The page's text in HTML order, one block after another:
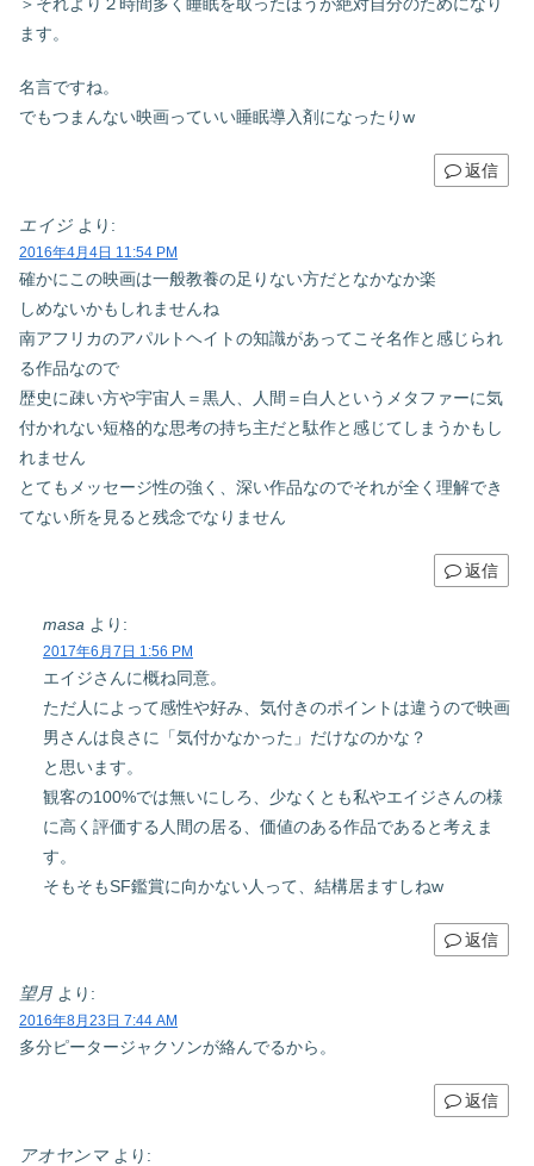
ます。
名言ですね。
でもつまんない映画っていい睡眠導入剤になったりw
返信
エイジ より:
2016年4月4日 11:54 PM
確かにこの映画は一般教養の足りない方だとなかなか楽
しめないかもしれませんね
南アフリカのアパルトヘイトの知識があってこそ名作と感じられ
る作品なので
歴史に疎い方や宇宙人＝黒人、人間＝白人というメタファーに気
付かれない短格的な思考の持ち主だと駄作と感じてしまうかもし
れません
とてもメッセージ性の強く、深い作品なのでそれが全く理解でき
てない所を見ると残念でなりません
返信
masa より:
2017年6月7日 1:56 PM
エイジさんに概ね同意。
ただ人によって感性や好み、気付きのポイントは違うので映画
男さんは良さに「気付かなかった」だけなのかな？
と思います。
観客の100%では無いにしろ、少なくとも私やエイジさんの様
に高く評価する人間の居る、価値のある作品であると考えま
す。
そもそもSF鑑賞に向かない人って、結構居ますしねw
返信
望月 より:
2016年8月23日 7:44 AM
多分ピータージャクソンが絡んでるから。
返信
アオヤンマ より: